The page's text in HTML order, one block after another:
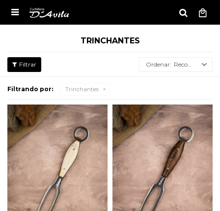

TRINCHANTES
Recomendados
Filtrando por: Trinchantes